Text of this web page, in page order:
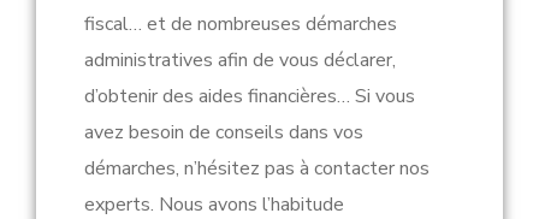
fiscal… et de nombreuses démarches
administratives afin de vous déclarer,
d’obtenir des aides financières… Si vous
avez besoin de conseils dans vos
démarches, n’hésitez pas à contacter nos
experts. Nous avons l’habitude